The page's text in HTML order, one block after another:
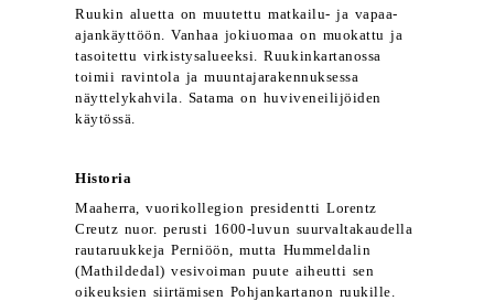
Ruukin aluetta on muutettu matkailu- ja vapaa-
ajankäyttöön. Vanhaa jokiuomaa on muokattu ja
tasoitettu virkistysalueeksi. Ruukinkartanossa
toimii ravintola ja muuntajarakennuksessa
näyttelykahvila. Satama on huviveneilijöiden
käytössä.
Historia
Maaherra, vuorikollegion presidentti Lorentz
Creutz nuor. perusti 1600-luvun suurvaltakaudella
rautaruukkeja Perniöön, mutta Hummeldalin
(Mathildedal) vesivoiman puute aiheutti sen
oikeuksien siirtämisen Pohjankartanon ruukille.